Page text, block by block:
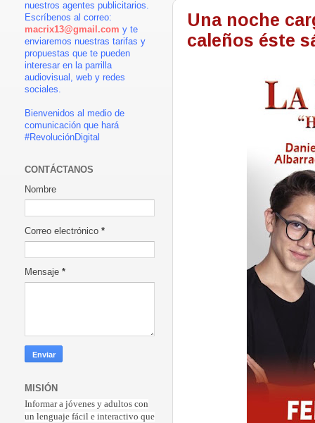
Una noche
caleños éste
nuestros agentes publicitarios.
Escríbenos al correo:
macrix13@gmail.com y te
enviaremos nuestras tarifas y
propuestas que te pueden
interesar en la parrilla
audiovisual, web y redes
sociales.
Bienvenidos al medio de
comunicación que hará
#RevoluciónDigital
CONTÁCTANOS
Nombre
Correo electrónico *
Mensaje *
MISIÓN
Informar a jóvenes y adultos con
un lenguaje fácil e interactivo que